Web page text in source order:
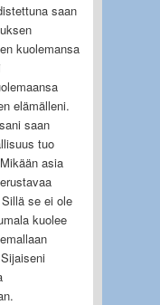
saan
kuolemansa
elämälleni.
saan
tuo
asia
se ei ole
kuolee